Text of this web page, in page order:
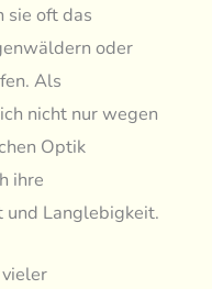
sie oft das
oder
Als
nicht nur wegen
Optik
ihre
und Langlebigkeit.